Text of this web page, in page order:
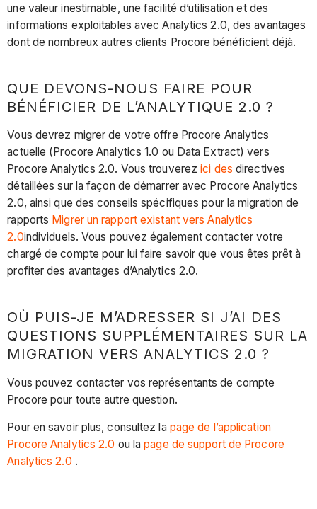
une valeur inestimable, une facilité d’utilisation et des
informations exploitables avec Analytics 2.0, des avantages
dont de nombreux autres clients Procore bénéficient déjà.
QUE DEVONS-NOUS FAIRE POUR
BÉNÉFICIER DE L’ANALYTIQUE 2.0 ?
Vous devrez migrer de votre offre Procore Analytics
actuelle (Procore Analytics 1.0 ou Data Extract) vers
Procore Analytics 2.0. Vous trouverezici des directives
détaillées sur la façon de démarrer avec Procore Analytics
2.0, ainsi que des conseils spécifiques pour la migration de
rapports Migrer un rapport existant vers Analytics
2.0individuels. Vous pouvez également contacter votre
chargé de compte pour lui faire savoir que vous êtes prêt à
profiter des avantages d’Analytics 2.0.
OÙ PUIS-JE M’ADRESSER SI J’AI DES
QUESTIONS SUPPLÉMENTAIRES SUR LA
MIGRATION VERS ANALYTICS 2.0 ?
Vous pouvez contacter vos représentants de compte
Procore pour toute autre question.
Pour en savoir plus, consultez la page de l’application
Procore Analytics 2.0 ou lapage de support de Procore
Analytics 2.0 .